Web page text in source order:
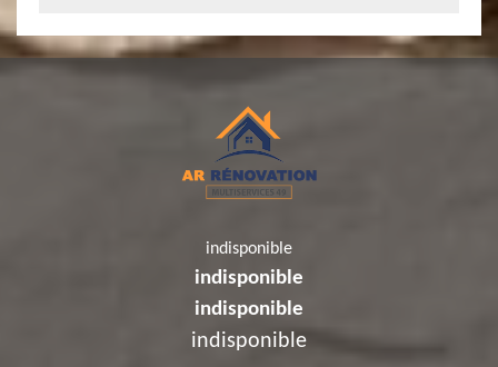
indisponible
indisponible
indisponible
indisponible